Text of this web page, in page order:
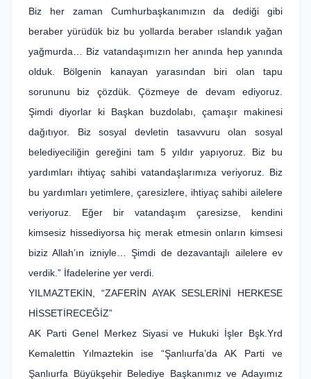
Biz her zaman Cumhurbaşkanımızın da dediği gibi
beraber yürüdük biz bu yollarda beraber ıslandık yağan
yağmurda… Biz vatandaşımızın her anında hep yanında
olduk. Bölgenin kanayan yarasından biri olan tapu
sorununu biz çözdük. Çözmeye de devam ediyoruz.
Şimdi diyorlar ki Başkan buzdolabı, çamaşır makinesi
dağıtıyor. Biz sosyal devletin tasavvuru olan sosyal
belediyeciliğin gereğini tam 5 yıldır yapıyoruz. Biz bu
yardımları ihtiyaç sahibi vatandaşlarımıza veriyoruz. Biz
bu yardımları yetimlere, çaresizlere, ihtiyaç sahibi ailelere
veriyoruz. Eğer bir vatandaşım çaresizse, kendini
kimsesiz hissediyorsa hiç merak etmesin onların kimsesi
biziz Allah’ın izniyle… Şimdi de dezavantajlı ailelere ev
verdik.” İfadelerine yer verdi.
YILMAZTEKİN, “ZAFERİN AYAK SESLERİNİ HERKESE
HİSSETİRECEĞİZ”
AK Parti Genel Merkez Siyasi ve Hukuki İşler Bşk.Yrd
Kemalettin Yılmaztekin ise “Şanlıurfa’da AK Parti ve
Şanlıurfa Büyükşehir Belediye Başkanımız ve Adayımız